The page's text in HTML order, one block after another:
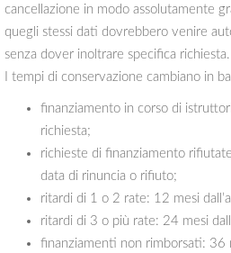
cancellazione in modo assolutamente
quegli stessi dati dovrebbero venire
senza dover inoltrare specifica richiesta.
I tempi di conservazione cambiano in
finanziamento in corso di
richiesta;
richieste di finanziamento
data di rinuncia o rifiuto;
ritardi di 1 o 2 rate: 12 mesi
ritardi di 3 o più rate: 24 mesi
finanziamenti non rimborsati: 36